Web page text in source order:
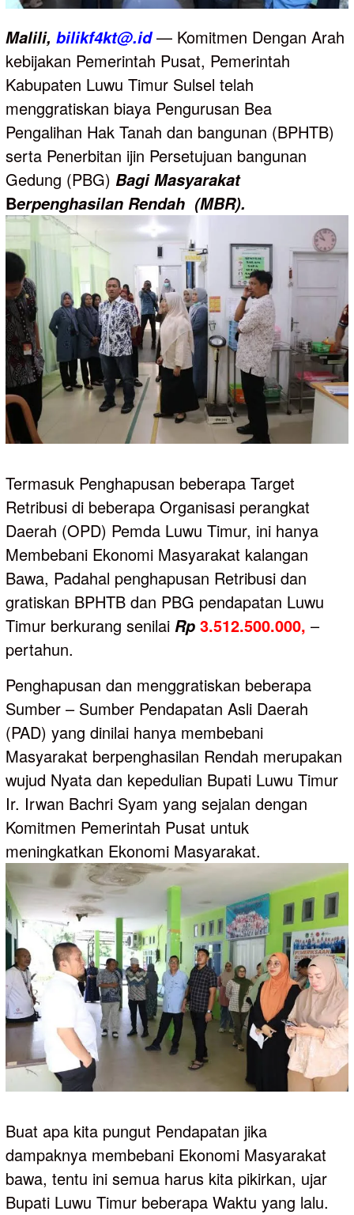
Malili, bilikf4kt@.id— Komitmen Dengan Arah
kebijakan Pemerintah Pusat, Pemerintah
Kabupaten Luwu Timur Sulsel telah
menggratiskan biaya Pengurusan Bea
Pengalihan Hak Tanah dan bangunan (BPHTB)
serta Penerbitan ijin Persetujuan bangunan
Gedung (PBG) Bagi Masyarakat
Berpenghasilan Rendah (MBR).
Termasuk Penghapusan beberapa Target
Retribusi di beberapa Organisasi perangkat
Daerah (OPD) Pemda Luwu Timur, ini hanya
Membebani Ekonomi Masyarakat kalangan
Bawa, Padahal penghapusan Retribusi dan
gratiskan BPHTB dan PBG pendapatan Luwu
Timur berkurang senilai Rp 3.512.500.000, –
pertahun.
Penghapusan dan menggratiskan beberapa
Sumber – Sumber Pendapatan Asli Daerah
(PAD) yang dinilai hanya membebani
Masyarakat berpenghasilan Rendah merupakan
wujud Nyata dan kepedulian Bupati Luwu Timur
Ir. Irwan Bachri Syam yang sejalan dengan
Komitmen Pemerintah Pusat untuk
meningkatkan Ekonomi Masyarakat.
Buat apa kita pungut Pendapatan jika
dampaknya membebani Ekonomi Masyarakat
bawa, tentu ini semua harus kita pikirkan, ujar
Bupati Luwu Timur beberapa Waktu yang lalu.